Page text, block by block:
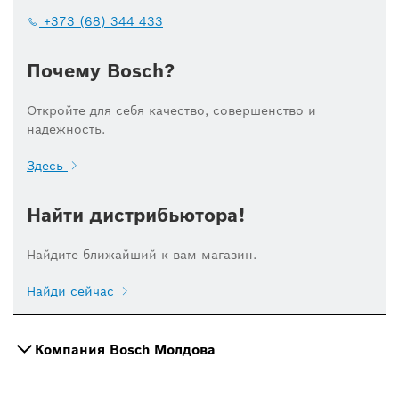
+373 (68) 344 433
Почему Bosch?
Откройте для себя качество, совершенство и
надежность.
Здесь
Найти дистрибьютора!
Найдите ближайший к вам магазин.
Найди сейчас
Компания Bosch Молдова